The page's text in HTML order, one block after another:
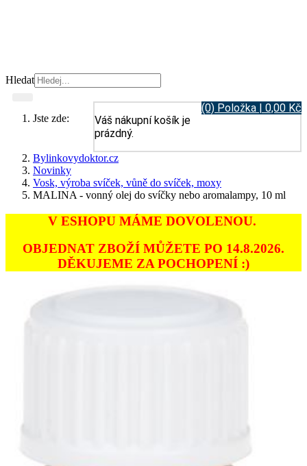
Hledat
(0) Položka | 0,00 Kč
Váš nákupní košík je
prázdný.
Jste zde:
Bylinkovydoktor.cz
Novinky
Vosk, výroba svíček, vůně do svíček, moxy
MALINA - vonný olej do svíčky nebo aromalampy, 10 ml
V ESHOPU MÁME DOVOLENOU.
OBJEDNAT ZBOŽÍ MŮŽETE PO 14.8.2026.
DĚKUJEME ZA POCHOPENÍ :)